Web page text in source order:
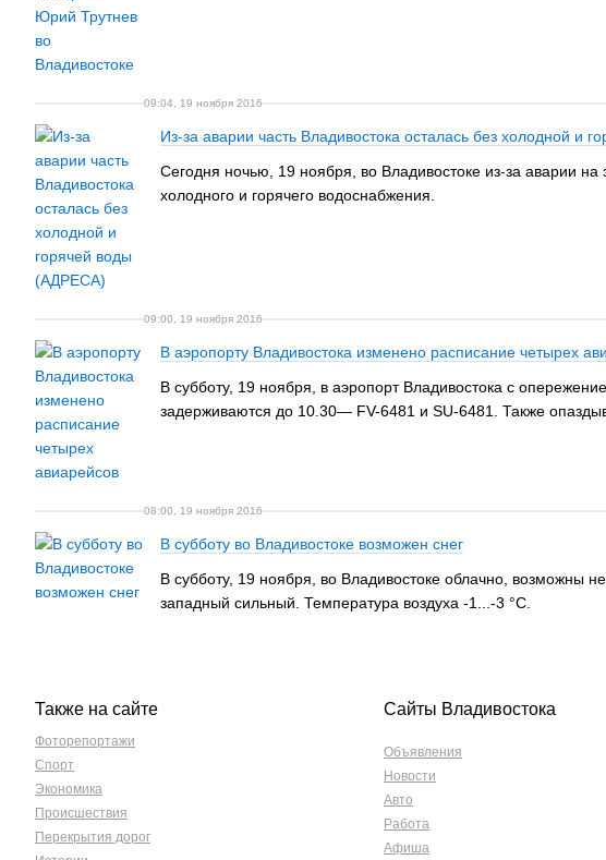
09:04, 19 ноября 2016
Из-за аварии часть Владивостока осталась без холодной и
Сегодня ночью, 19 ноября, во Владивостоке из-за аварии на
холодного и горячего водоснабжения.
09:00, 19 ноября 2016
В аэропорту Владивостока изменено расписание четырех
В субботу, 19 ноября, в аэропорт Владивостока с
задерживаются до 10.30— FV-6481 и SU-6481. Также
08:00, 19 ноября 2016
В субботу во Владивостоке возможен снег
В субботу, 19 ноября, во Владивостоке облачно, возможны
западный сильный. Температура воздуха -1...-3 °C.
Также на сайте
Фоторепортажи
Спорт
Экономика
Происшествия
Перекрытия дорог
Сайты Владивостока
Объявления
Новости
Авто
Работа
Афиша